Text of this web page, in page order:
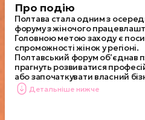
Про подію
Полтава стала одним з
форуму з жіночого
Головною метою заходу є
спроможності жінок у регіоні.
Полтавський форум об’єднав
прагнуть розвиватися
або започаткувати власний
Детальніше нижче